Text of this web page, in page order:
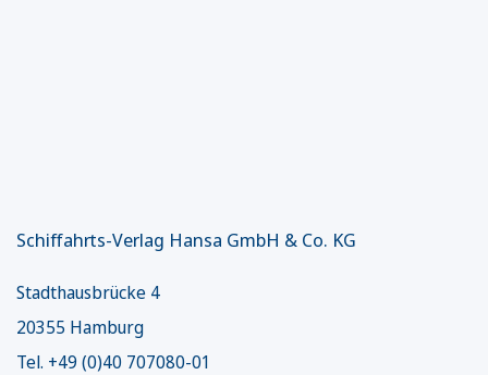
Schiffahrts-Verlag Hansa GmbH & Co. KG
Stadthausbrücke 4
20355 Hamburg
Tel. +49 (0)40 707080-01